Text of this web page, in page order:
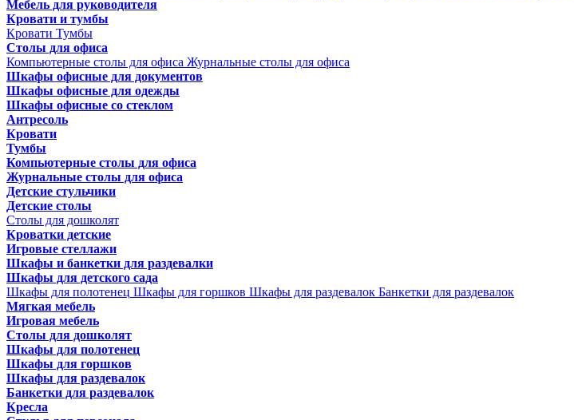
Мебель для руководителя
Кровати и тумбы
Кровати Тумбы
Столы для офиса
Компьютерные столы для офиса Журнальные столы для офиса
Шкафы офисные для документов
Шкафы офисные для одежды
Шкафы офисные со стеклом
Антресоль
Кровати
Тумбы
Компьютерные столы для офиса
Журнальные столы для офиса
Детские стульчики
Детские столы
Столы для дошколят
Кроватки детские
Игровые стеллажи
Шкафы и банкетки для раздевалки
Шкафы для детского сада
Шкафы для полотенец Шкафы для горшков Шкафы для раздевалок Банкетки для раздевалок
Мягкая мебель
Игровая мебель
Столы для дошколят
Шкафы для полотенец
Шкафы для горшков
Шкафы для раздевалок
Банкетки для раздевалок
Кресла